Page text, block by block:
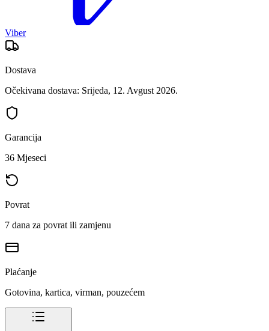
Viber
Dostava
Očekivana dostava: Srijeda, 12. Avgust 2026.
Garancija
36 Mjeseci
Povrat
7 dana za povrat ili zamjenu
Plaćanje
Gotovina, kartica, virman, pouzećem